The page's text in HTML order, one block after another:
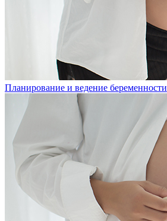
Планирование и ведение беременности